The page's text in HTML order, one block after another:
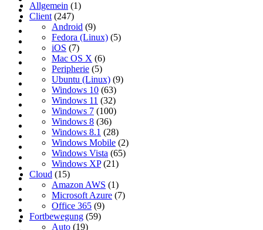
Allgemein (1)
Client(247)
Android (9)
Fedora (Linux) (5)
iOS (7)
Mac OS X (6)
Peripherie (5)
Ubuntu (Linux) (9)
Windows 10 (63)
Windows 11 (32)
Windows 7 (100)
Windows 8 (36)
Windows 8.1 (28)
Windows Mobile (2)
Windows Vista (65)
Windows XP(21)
Cloud (15)
Amazon AWS (1)
Microsoft Azure (7)
Office 365 (9)
Fortbewegung (59)
Auto (19)